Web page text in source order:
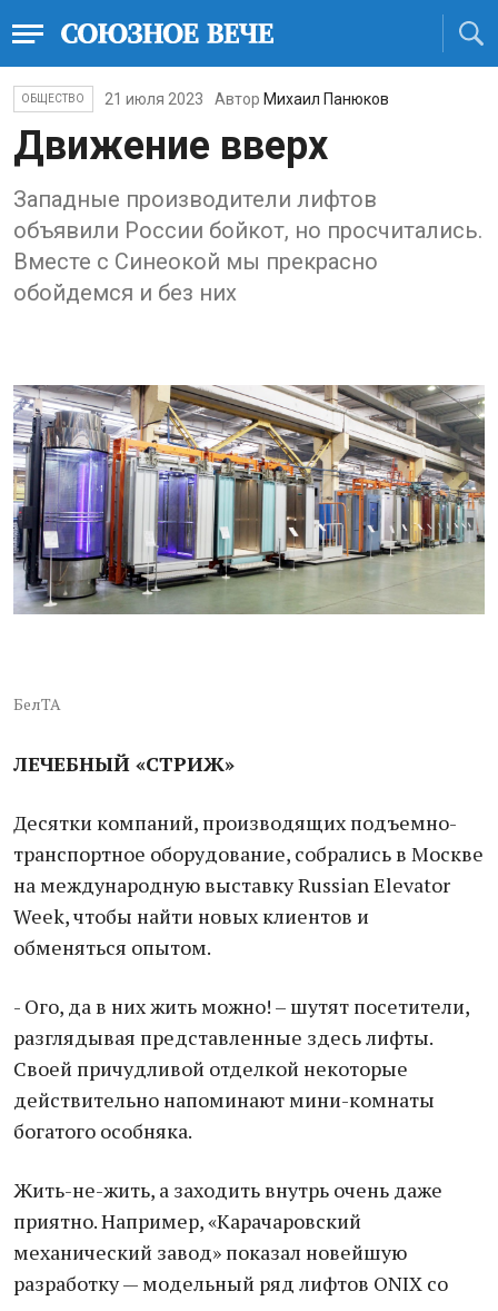
ОБЩЕСТВО 21 июля 2023 Автор Михаил Панюков
Движение вверх
Западные производители лифтов
объявили России бойкот, но просчитались.
Вместе с Синеокой мы прекрасно
обойдемся и без них
БелТА
ЛЕЧЕБНЫЙ «СТРИЖ»
Десятки компаний, производящих подъемно-
транспортное оборудование, собрались в Москве
на международную выставку Russian Elevator
Week, чтобы найти новых клиентов и
обменяться опытом.
- Ого, да в них жить можно! – шутят посетители,
разглядывая представленные здесь лифты.
Своей причудливой отделкой некоторые
действительно напоминают мини-комнаты
богатого особняка.
Жить-не-жить, а заходить внутрь очень даже
приятно. Например, «Карачаровский
механический завод» показал новейшую
разработку — модельный ряд лифтов ONIX со